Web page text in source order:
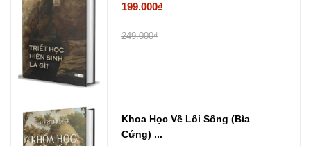
199.000₫
249.000₫
Khoa Học Về Lối Sống (Bìa
Cứng) ...